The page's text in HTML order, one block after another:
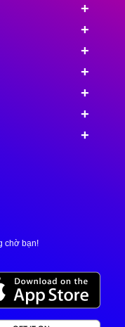
+
+
+
+
+
+
+
chờ bạn!